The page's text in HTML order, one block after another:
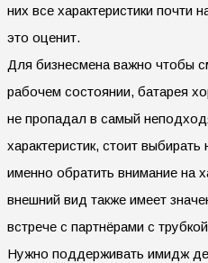
них все характеристики
это оценит.
Для бизнесмена важно чтобы
рабочем состоянии, батарея
не пропадал в самый
характеристик, стоит
именно обратить внимание на
внешний вид также имеет
встрече с партнёрами с
Нужно поддерживать имидж